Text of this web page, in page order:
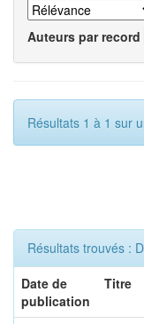
Auteurs par record
Résultats 1 à 1 sur
Résultats trouvés :
Date de
publication
Titre